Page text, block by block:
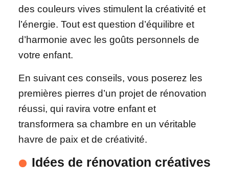
des couleurs vives stimulent la créativité et
l’énergie. Tout est question d’équilibre et
d’harmonie avec les goûts personnels de
votre enfant.
En suivant ces conseils, vous poserez les
premières pierres d’un projet de rénovation
réussi, qui ravira votre enfant et
transformera sa chambre en un véritable
havre de paix et de créativité.
Idées de rénovation créatives